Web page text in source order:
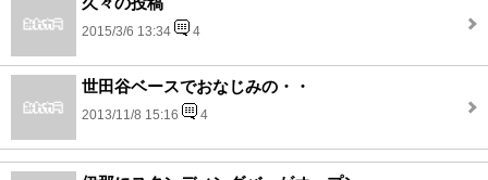
2015/3/6 13:34 4
世田谷ベースでおなじみの・・
2013/11/8 15:16 4